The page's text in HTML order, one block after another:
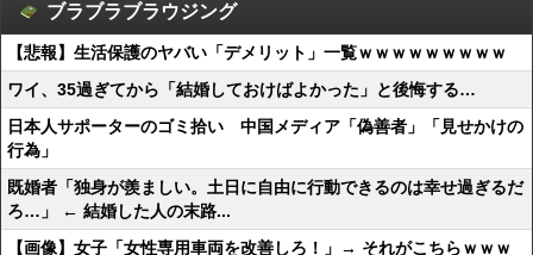
ブラブラブラウジング
【悲報】生活保護のヤバい「デメリット」一覧ｗｗｗｗｗｗｗｗｗ
ワイ、35過ぎてから「結婚しておけばよかった」と後悔する…
日本人サポーターのゴミ拾い 中国メディア「偽善者」「見せかけの
行為」
既婚者「独身が羨ましい。土日に自由に行動できるのは幸せ過ぎるだ
ろ…」 ← 結婚した人の末路...
【画像】女子「女性専用車両を改善しろ！」→ それがこちらｗｗｗ